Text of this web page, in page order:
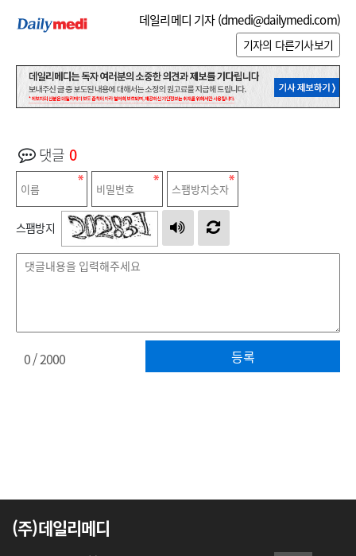
데일리메디 기자 (dmedi@dailymedi.com)
기자의 다른기사보기
댓글 0
스팸방지
등록
0/ 2000
(주)데일리메디